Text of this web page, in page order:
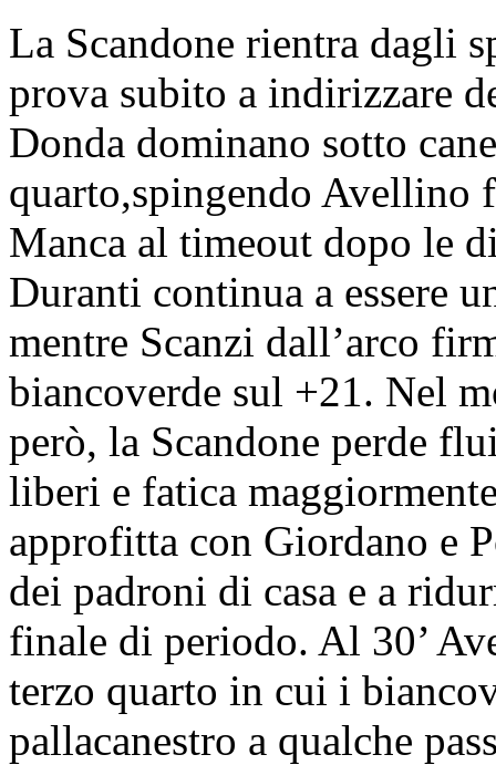
La Scandone rientra dagli
prova subito a indirizzare
Donda dominano sotto
quarto,spingendo Avellino
Manca al timeout dopo le
Duranti continua a essere
mentre Scanzi dall’arco
biancoverde sul +21. Nel
però, la Scandone perde
liberi e fatica
approfitta con Giordano e
dei padroni di casa e a
finale di periodo. Al 30’
terzo quarto in cui i
pallacanestro a qualche